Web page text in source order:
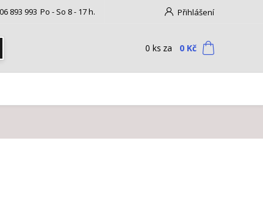
Přihlášení
893 993 Po - So 8 - 17 h.
0 ks za 0 Kč